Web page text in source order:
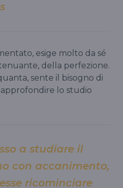
esige molto da sé
della perfezione.
sente il bisogno di
lo studio
a studiare il
con accanimento,
ricominciare